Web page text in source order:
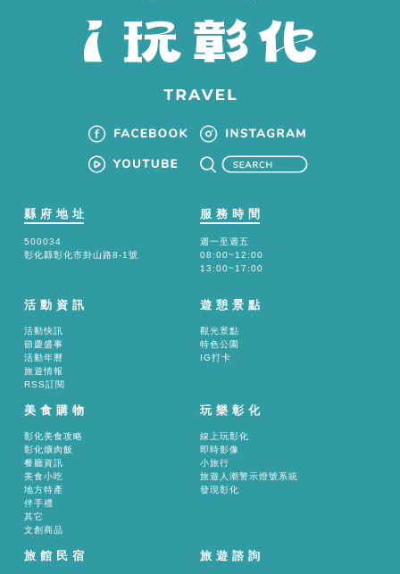
縣府地址
500034
彰化縣彰化市卦山路8-1號
服務時間
週一至週五
08:00~12:00
13:00~17:00
活動資訊
活動快訊
節慶盛事
活動年曆
旅遊情報
RSS訂閱
遊憩景點
觀光景點
特色公園
IG打卡
美食購物
彰化美食攻略
彰化爌肉飯
餐廳資訊
美食小吃
地方特產
伴手禮
其它
文創商品
玩樂彰化
線上玩彰化
即時影像
小旅行
旅遊人潮警示燈號系統
發現彰化
旅館民宿 旅遊諮詢